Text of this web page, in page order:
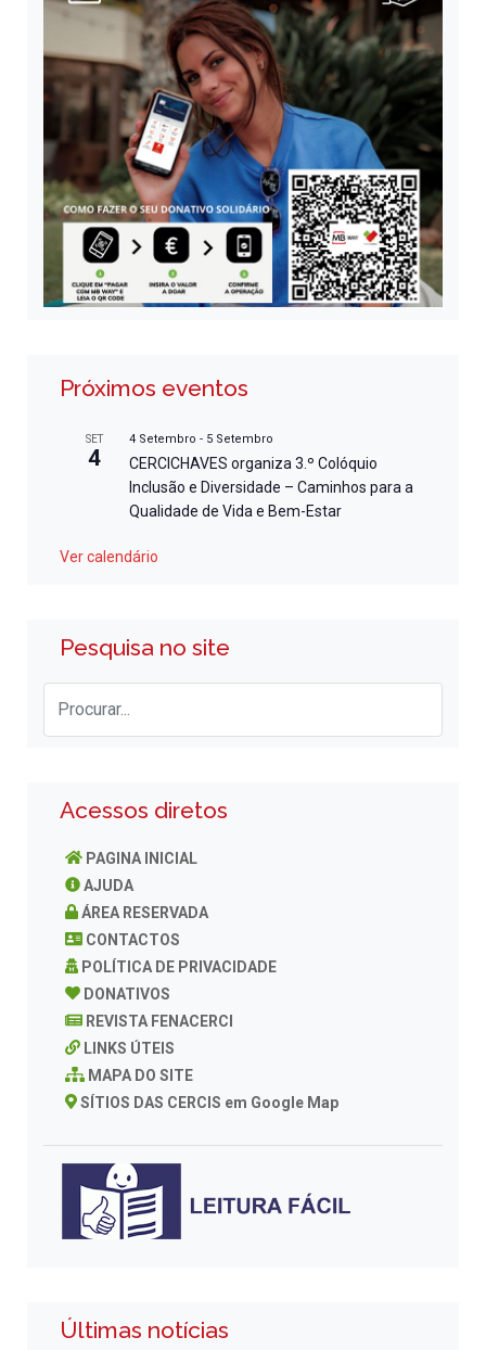
Próximos eventos
SET
4
4 Setembro - 5 Setembro
CERCICHAVES organiza 3.º Colóquio
Inclusão e Diversidade – Caminhos para a
Qualidade de Vida e Bem-Estar
Ver calendário
Pesquisa no site
Acessos diretos
PAGINA INICIAL
AJUDA
ÁREA RESERVADA
CONTACTOS
POLÍTICA DE PRIVACIDADE
DONATIVOS
REVISTA FENACERCI
LINKS ÚTEIS
MAPA DO SITE
SÍTIOS DAS CERCIS em Google Map
Últimas notícias